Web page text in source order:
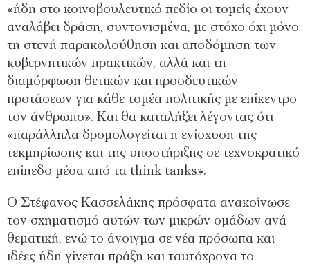
«ήδη στο κοινοβουλευτικό πεδίο οι τομείς έχουν
αναλάβει δράση, συντονισμένα, με στόχο όχι μόνο
τη στενή παρακολούθηση και αποδόμηση των
κυβερνητικών πρακτικών, αλλά και τη
διαμόρφωση θετικών και προοδευτικών
προτάσεων για κάθε τομέα πολιτικής με επίκεντρο
τον άνθρωπο». Και θα καταλήξει λέγοντας ότι
«παράλληλα δρομολογείται η ενίσχυση της
τεκμηρίωσης και της υποστήριξης σε τεχνοκρατικό
επίπεδο μέσα από τα think tanks».
Ο Στέφανος Κασσελάκης πρόσφατα ανακοίνωσε
τον σχηματισμό αυτών των μικρών ομάδων ανά
θεματική, ενώ το άνοιγμα σε νέα πρόσωπα και
ιδέες ήδη γίνεται πράξη και ταυτόχρονα το